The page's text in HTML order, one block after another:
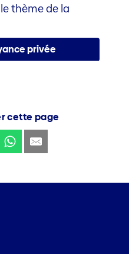
thème de la
privée
cette page